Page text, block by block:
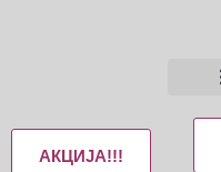
АКЦИЈА!!!